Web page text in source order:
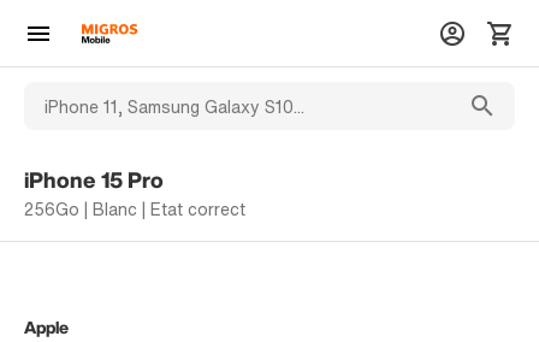
iPhone 15 Pro
256Go | Blanc | Etat correct
Apple